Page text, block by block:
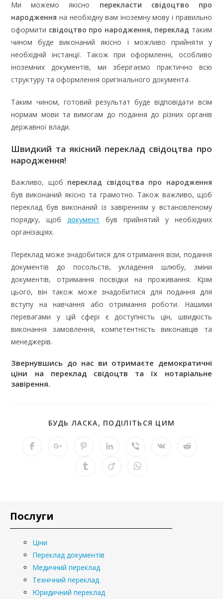
Ми можемо якісно перекласти свідоцтво про
народження на необхідну вам іноземну мову і правильно
оформити свідоцтво про народження, переклад таким
чином буде виконаний якісно і можливо прийняти у
необхідній інстанції. Також при оформленні, особливо
іноземних документів, ми зберігаємо практично всю
структуру та оформлення оригінального документа.
Таким чином, готовий результат буде відповідати всім
нормам мови та вимогам до подання до різних органів
державної влади.
Швидкий та якісний переклад свідоцтва про
народження!
Важливо, щоб переклад свідоцтва про народження
був виконаний якісно та грамотно. Також важливо, щоб
переклад був виконаний із завіренням у встановленому
порядку, щоб документ був прийнятий у необхідних
організаціях.
Переклад може знадобитися для отримання візи, подання
документів до посольств, укладення шлюбу, зміни
документів, отримання посвідки на проживання. Крім
цього, він також може знадобитися для подання для
вступу на навчання або отримання роботи. Нашими
перевагами у цій сфері є доступність цін, швидкість
виконання замовлення, компетентність виконавців та
менеджерів.
Звернувшись до нас ви отримаєте демократичні
ціни на переклад свідоцтв та їх нотаріальне
завірення.
БУДЬ ЛАСКА, ПОДІЛІТЬСЯ ЦИМ
Послуги
Ціни
Переклад документів
Медичний переклад
Технічний переклад
Юридичний переклад